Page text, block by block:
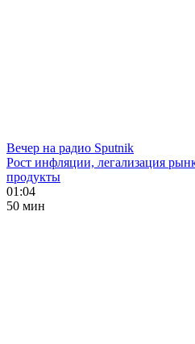
Вечер на радио Sputnik
Рост инфляции, легализация
продукты
01:04
50 мин